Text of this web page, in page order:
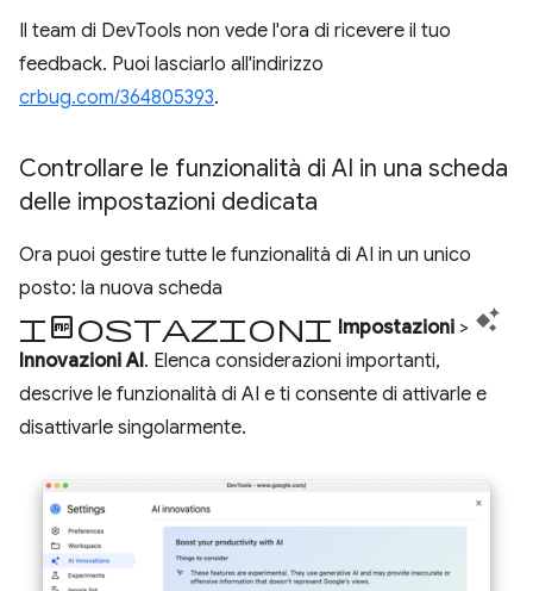
Il team di DevTools non vede l'ora di ricevere il tuo
feedback. Puoi lasciarlo all'indirizzo
crbug.com/364805393.
Controllare le funzionalità di AI in una scheda
delle impostazioni dedicata
Ora puoi gestire tutte le funzionalità di AI in un unico
posto: la nuova scheda
Impostazioni Impostazioni >
Innovazioni AI. Elenca considerazioni importanti,
descrive le funzionalità di AI e ti consente di attivarle e
disattivarle singolarmente.